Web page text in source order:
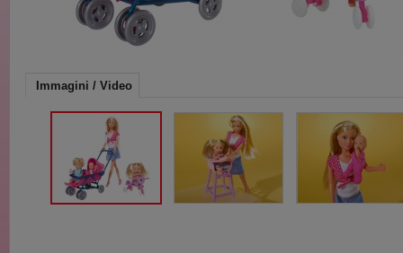
Immagini / Video